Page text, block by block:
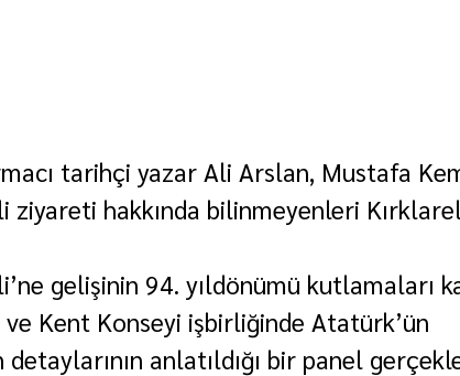
tarihçi yazar Ali Arslan, Mustafa
ziyareti hakkında bilinmeyenleri
gelişinin 94. yıldönümü kutlamaları
Kent Konseyi işbirliğinde Atatürk’ün
detaylarının anlatıldığı bir panel